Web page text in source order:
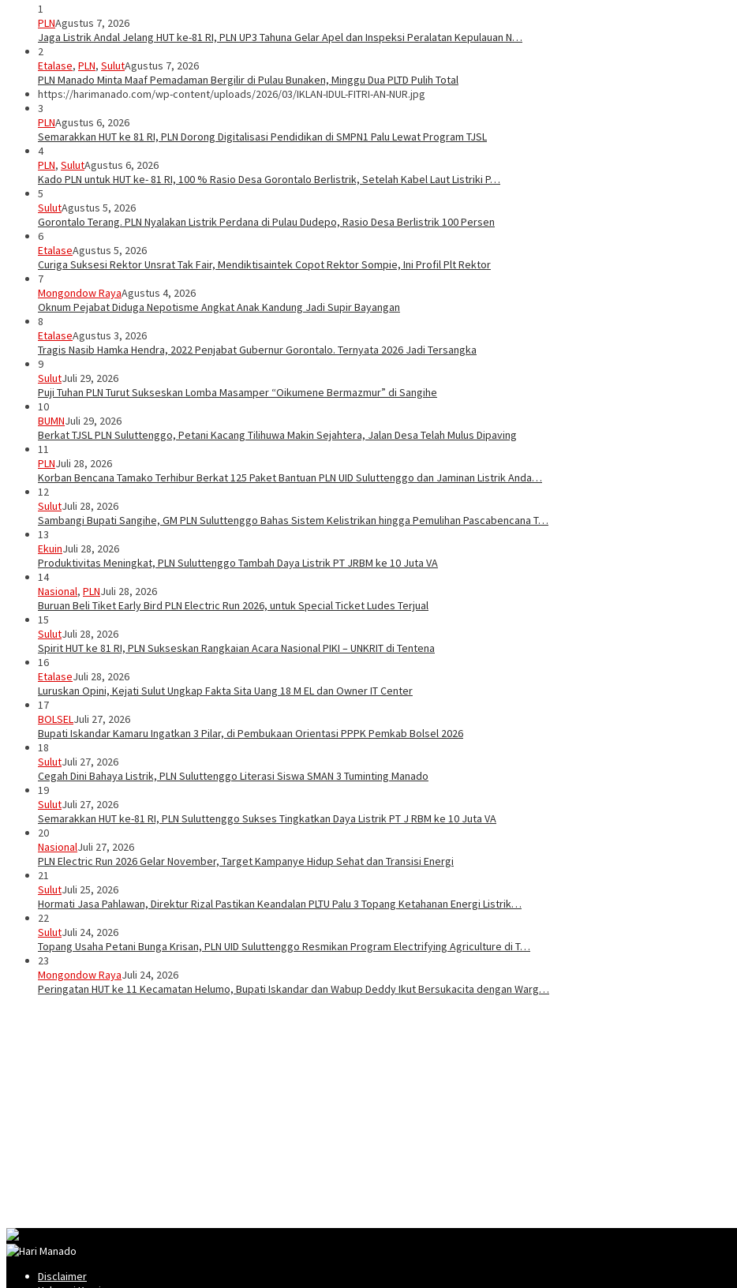
1
PLNAgustus 7, 2026
Jaga Listrik Andal Jelang HUT ke-81 RI, PLN UP3 Tahuna Gelar Apel dan Inspeksi Peralatan Kepulauan N…
2
Etalase, PLN, SulutAgustus 7, 2026
PLN Manado Minta Maaf Pemadaman Bergilir di Pulau Bunaken, Minggu Dua PLTD Pulih Total
https://harimanado.com/wp-content/uploads/2026/03/IKLAN-IDUL-FITRI-AN-NUR.jpg
3
PLNAgustus 6, 2026
Semarakkan HUT ke 81 RI, PLN Dorong Digitalisasi Pendidikan di SMPN1 Palu Lewat Program TJSL
4
PLN, SulutAgustus 6, 2026
Kado PLN untuk HUT ke- 81 RI, 100 % Rasio Desa Gorontalo Berlistrik, Setelah Kabel Laut Listriki P…
5
SulutAgustus 5, 2026
Gorontalo Terang. PLN Nyalakan Listrik Perdana di Pulau Dudepo, Rasio Desa Berlistrik 100 Persen
6
EtalaseAgustus 5, 2026
Curiga Suksesi Rektor Unsrat Tak Fair, Mendiktisaintek Copot Rektor Sompie, Ini Profil Plt Rektor
7
Mongondow RayaAgustus 4, 2026
Oknum Pejabat Diduga Nepotisme Angkat Anak Kandung Jadi Supir Bayangan
8
EtalaseAgustus 3, 2026
Tragis Nasib Hamka Hendra, 2022 Penjabat Gubernur Gorontalo. Ternyata 2026 Jadi Tersangka
9
SulutJuli 29, 2026
Puji Tuhan PLN Turut Sukseskan Lomba Masamper “Oikumene Bermazmur” di Sangihe
10
BUMNJuli 29, 2026
Berkat TJSL PLN Suluttenggo, Petani Kacang Tilihuwa Makin Sejahtera, Jalan Desa Telah Mulus Dipaving
11
PLNJuli 28, 2026
Korban Bencana Tamako Terhibur Berkat 125 Paket Bantuan PLN UID Suluttenggo dan Jaminan Listrik Anda…
12
SulutJuli 28, 2026
Sambangi Bupati Sangihe, GM PLN Suluttenggo Bahas Sistem Kelistrikan hingga Pemulihan Pascabencana T…
13
EkuinJuli 28, 2026
Produktivitas Meningkat, PLN Suluttenggo Tambah Daya Listrik PT JRBM ke 10 Juta VA
14
Nasional, PLNJuli 28, 2026
Buruan Beli Tiket Early Bird PLN Electric Run 2026, untuk Special Ticket Ludes Terjual
15
SulutJuli 28, 2026
Spirit HUT ke 81 RI, PLN Sukseskan Rangkaian Acara Nasional PIKI – UNKRIT di Tentena
16
EtalaseJuli 28, 2026
Luruskan Opini, Kejati Sulut Ungkap Fakta Sita Uang 18 M EL dan Owner IT Center
17
BOLSELJuli 27, 2026
Bupati Iskandar Kamaru Ingatkan 3 Pilar, di Pembukaan Orientasi PPPK Pemkab Bolsel 2026
18
SulutJuli 27, 2026
Cegah Dini Bahaya Listrik, PLN Suluttenggo Literasi Siswa SMAN 3 Tuminting Manado
19
SulutJuli 27, 2026
Semarakkan HUT ke-81 RI, PLN Suluttenggo Sukses Tingkatkan Daya Listrik PT J RBM ke 10 Juta VA
20
NasionalJuli 27, 2026
PLN Electric Run 2026 Gelar November, Target Kampanye Hidup Sehat dan Transisi Energi
21
SulutJuli 25, 2026
Hormati Jasa Pahlawan, Direktur Rizal Pastikan Keandalan PLTU Palu 3 Topang Ketahanan Energi Listrik…
22
SulutJuli 24, 2026
Topang Usaha Petani Bunga Krisan, PLN UID Suluttenggo Resmikan Program Electrifying Agriculture di T…
23
Mongondow RayaJuli 24, 2026
Peringatan HUT ke 11 Kecamatan Helumo, Bupati Iskandar dan Wabup Deddy Ikut Bersukacita dengan Warg…
Disclaimer